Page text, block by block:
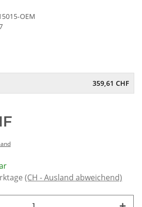
OEM
359,61 CHF
(CH - Ausland abweichend)